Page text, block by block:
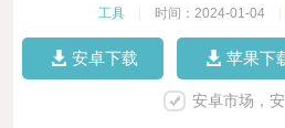
工具 时间：2024-01-04
安卓下载 苹果下
安卓市场，